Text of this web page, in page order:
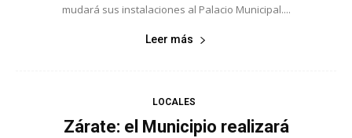
mudará sus instalaciones al Palacio Municipal....
Leer más
LOCALES
Zárate: el Municipio realizará